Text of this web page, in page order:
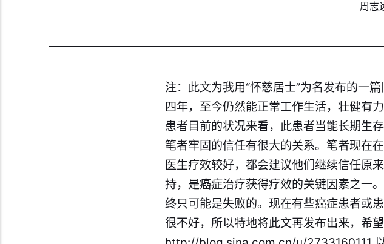
周志
注：此文为我用“怀慈居士”为名发布的一
四年，至今仍然能正常工作生活，壮健有
患者目前的状况来看，此患者当能长期生
笔者牢固的信任有很大的关系。笔者现在
医生疗效较好，都会建议他们继续信任原
持，是癌症治疗获得疗效的关键因素之一
终只可能是失败的。现在有些癌症患者或
很不好，所以特地将此文再发布出来，希